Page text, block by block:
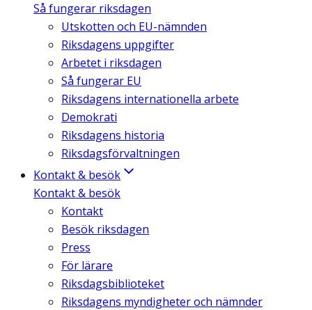
Så fungerar riksdagen
Utskotten och EU-nämnden
Riksdagens uppgifter
Arbetet i riksdagen
Så fungerar EU
Riksdagens internationella arbete
Demokrati
Riksdagens historia
Riksdagsförvaltningen
Kontakt & besök
Kontakt & besök
Kontakt
Besök riksdagen
Press
För lärare
Riksdagsbiblioteket
Riksdagens myndigheter och nämnder